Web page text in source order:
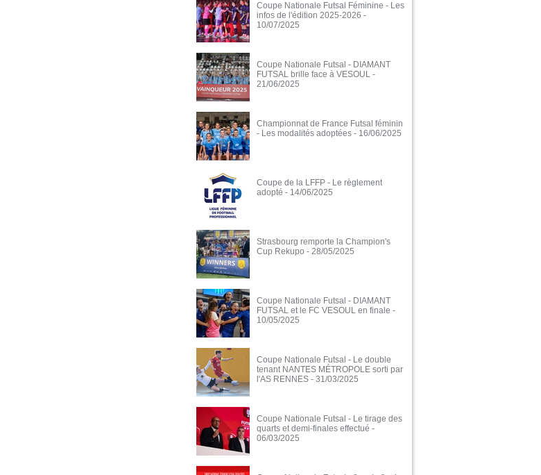
Coupe Nationale Futsal Féminine - Les
infos de l'édition 2025-2026 -
10/07/2025
Coupe Nationale Futsal - DIAMANT
FUTSAL brille face à VESOUL -
21/06/2025
Championnat de France Futsal féminin
- Les modalités adoptées - 16/06/2025
Coupe de la LFFP - Le règlement
adopté - 14/06/2025
Strasbourg remporte la Champion's
Cup Rekupo - 28/05/2025
Coupe Nationale Futsal - DIAMANT
FUTSAL et le FC VESOUL en finale -
10/05/2025
Coupe Nationale Futsal - Le double
tenant NANTES MÉTROPOLE sorti par
l'AS RENNES - 31/03/2025
Coupe Nationale Futsal - Le tirage des
quarts et demi-finales effectué -
06/03/2025